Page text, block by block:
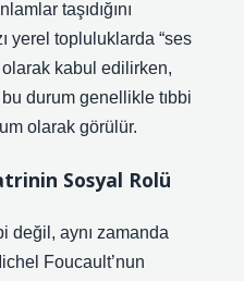
taşıdığını
yerel topluluklarda “ses
kabul edilirken,
durum genellikle tıbbi
olarak görülür.
Sosyal Rolü
değil, aynı zamanda
Foucault’nun